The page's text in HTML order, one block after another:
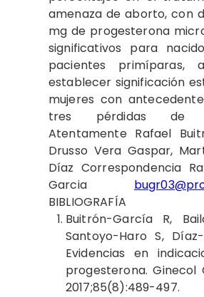
amenaza de aborto, con
mg de progesterona
significativos para
pacientes primíparas,
establecer significación
mujeres con
tres pérdidas de
Atentamente Rafael
Drusso Vera Gaspar,
Díaz Correspondencia
Garcia
BIBLIOGRAFÍA
Buitrón-García R,
Santoyo-Haro S,
Evidencias en
progesterona. Ginecol
2017;85(8):489-497.